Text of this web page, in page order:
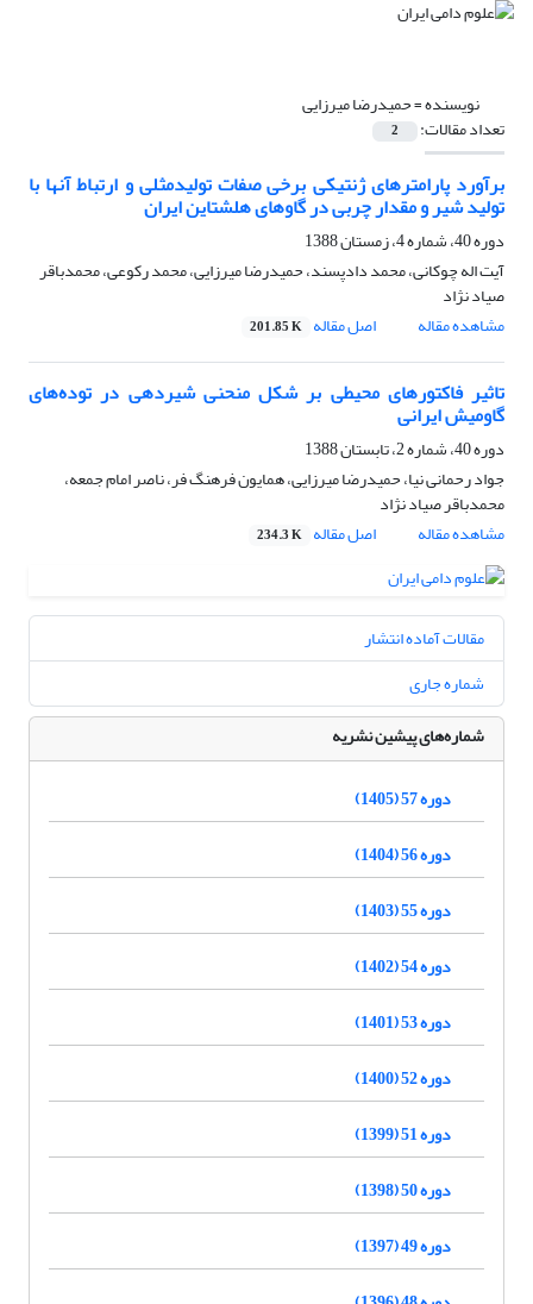
نویسنده =حمیدرضا میرزایی
تعداد مقالات: 2
برآورد پارامترهای ژنتیکی برخی صفات تولیدمثلی و ارتباط آنها با
تولید شیر و مقدار چربی در گاوهای هلشتاین ایران
دوره 40، شماره 4، زمستان 1388
آیت اله چوکانی، محمد دادپسند، حمیدرضا میرزایی، محمد رکوعی، محمدباقر
صیاد نژاد
مشاهده مقاله
اصل مقاله 201.85 K
تاثیر فاکتورهای محیطی بر شکل منحنی شیردهی در توده‌های
گاومیش ایرانی
دوره 40، شماره 2، تابستان 1388
جواد رحمانی نیا، حمیدرضا میرزایی، همایون فرهنگ فر، ناصر امام جمعه،
محمدباقر صیاد نژاد
مشاهده مقاله
اصل مقاله 234.3 K
مقالات آماده انتشار
شماره جاری
شماره‌های پیشین نشریه
دوره 57 (1405)
دوره 56 (1404)
دوره 55 (1403)
دوره 54 (1402)
دوره 53 (1401)
دوره 52 (1400)
دوره 51 (1399)
دوره 50 (1398)
دوره 49 (1397)